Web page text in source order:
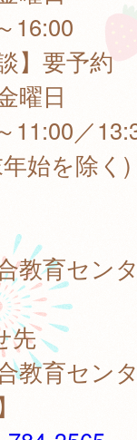
要予約
日
／
始を除く)
教育セン
先
教育セン